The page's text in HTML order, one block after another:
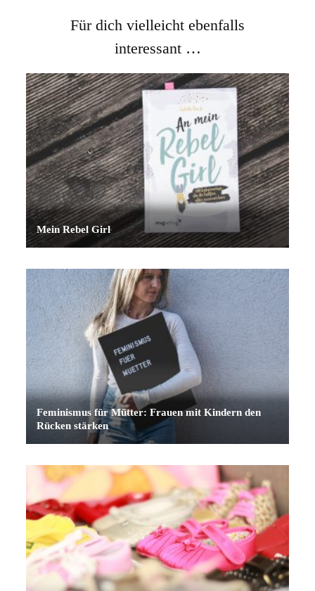
Für dich vielleicht ebenfalls
interessant …
Mein Rebel Girl
Feminismus für Mütter: Frauen mit Kindern den
Rücken stärken